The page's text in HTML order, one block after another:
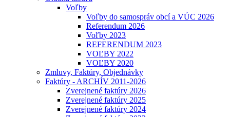
Voľby
Voľby do samospráv obcí a VÚC 2026
Referendum 2026
Voľby 2023
REFERENDUM 2023
VOĽBY 2022
VOĽBY 2020
Zmluvy, Faktúry, Objednávky
Faktúry - ARCHÍV 2011-2026
Zverejnené faktúry 2026
Zverejnené faktúry 2025
Zverejnené faktúry 2024